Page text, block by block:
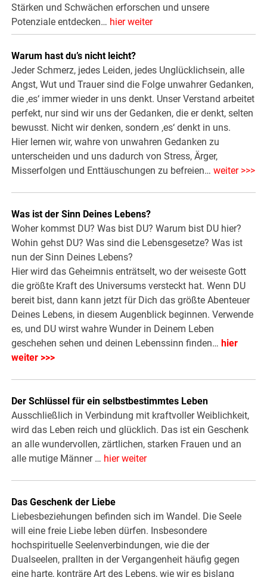
Stärken und Schwächen erforschen und unsere
Potenziale entdecken… hier weiter
Warum hast du’s nicht leicht?
Jeder Schmerz, jedes Leiden, jedes Unglücklichsein, alle
Angst, Wut und Trauer sind die Folge unwahrer Gedanken,
die ‚es‘ immer wieder in uns denkt. Unser Verstand arbeitet
perfekt, nur sind wir uns der Gedanken, die er denkt, selten
bewusst. Nicht wir denken, sondern ‚es‘ denkt in uns.
Hier lernen wir, wahre von unwahren Gedanken zu
unterscheiden und uns dadurch von Stress, Ärger,
Misserfolgen und Enttäuschungen zu befreien…weiter >>>
Was ist der Sinn Deines Lebens?
Woher kommst DU? Was bist DU? Warum bist DU hier?
Wohin gehst DU? Was sind die Lebensgesetze? Was ist
nun der Sinn Deines Lebens?
Hier wird das Geheimnis enträtselt, wo der weiseste Gott
die größte Kraft des Universums versteckt hat. Wenn DU
bereit bist, dann kann jetzt für Dich das größte Abenteuer
Deines Lebens, in diesem Augenblick beginnen. Verwende
es, und DU wirst wahre Wunder in Deinem Leben
geschehen sehen und deinen Lebenssinn finden… hier
weiter >>>
Der Schlüssel für ein selbstbestimmtes Leben
Ausschließlich in Verbindung mit kraftvoller Weiblichkeit,
wird das Leben reich und glücklich. Das ist ein Geschenk
an alle wundervollen, zärtlichen, starken Frauen und an
alle mutige Männer … hier weiter
Das Geschenk der Liebe
Liebesbeziehungen befinden sich im Wandel. Die Seele
will eine freie Liebe leben dürfen. Insbesondere
hochspirituelle Seelenverbindungen, wie die der
Dualseelen, prallten in der Vergangenheit häufig gegen
eine harte, konträre Art des Lebens, wie wir es bislang